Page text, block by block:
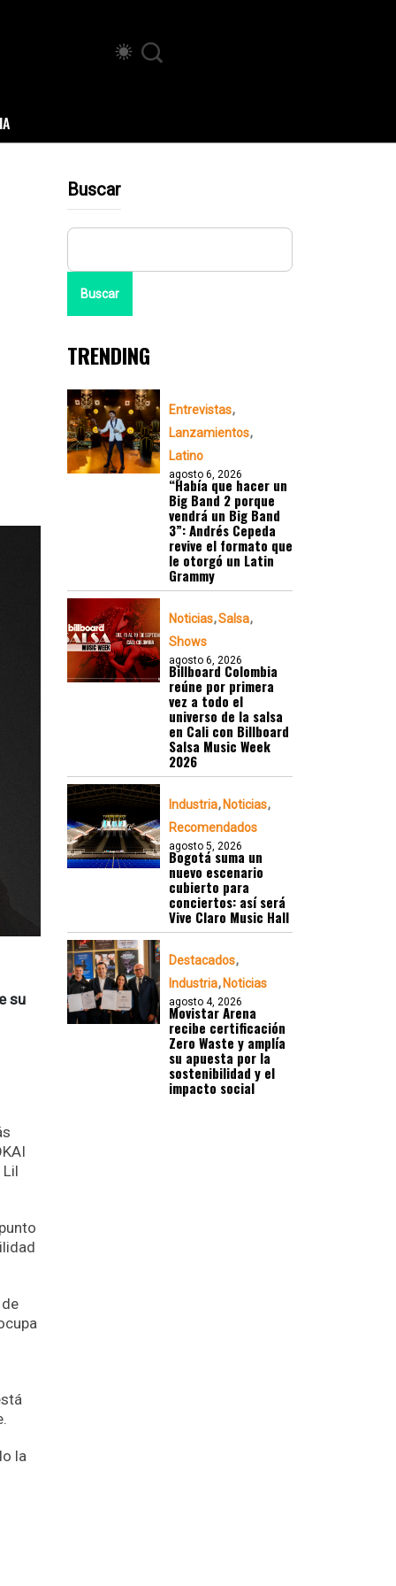
su
Lil
la
Buscar
Buscar
TRENDING
Entrevistas
Lanzamientos
Latino
agosto 6, 2026
“Había que hacer un
Big Band 2 porque
vendrá un Big Band
3”: Andrés Cepeda
revive el formato que
le otorgó un Latin
Grammy
Noticias Salsa
Shows
agosto 6, 2026
Billboard Colombia
reúne por primera
vez a todo el
universo de la salsa
en Cali con Billboard
Salsa Music Week
2026
Industria Noticias
Recomendados
agosto 5, 2026
Bogotá suma un
nuevo escenario
cubierto para
conciertos: así será
Vive Claro Music Hall
Destacados
Industria Noticias
agosto 4, 2026
Movistar Arena
recibe certificación
Zero Waste y amplía
su apuesta por la
sostenibilidad y el
impacto social